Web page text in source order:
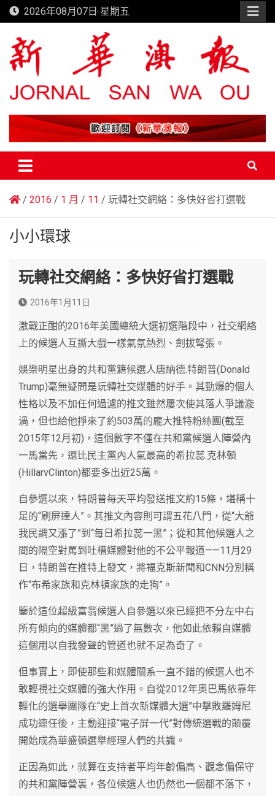
Skip
to
content
2026年08月07日 星期五
新華澳報
2016 1 月 11 玩轉社交網絡：多快好省打選戰
小小環球
玩轉社交網絡：多快好省打選戰
2016年1月11日
激戰正酣的2016年美國總統大選初選階段中，社交網絡
上的候選人互撕大戲一樣氣氛熱烈、劍拔弩張。
娛樂明星出身的共和黨籍候選人唐納德.特朗普(Donald
Trump)毫無疑問是玩轉社交媒體的好手。其勁爆的個人
性格以及不加任何過濾的推文雖然屢次使其落人爭議漩
渦，但也給他掙來了約503萬的龐大推特粉絲團(截至
2015年12月初)，這個數字不僅在共和黨候選人陣營內
一馬當先，還比民主黨內人氣最高的希拉蕊.克林頓
(HillarvClinton)都要多出近25萬。
自參選以來，特朗普每天平均發送推文約15條，堪稱十
足的“刷屏達人”。其推文內容則可謂五花八門，從“大爺
我民調又漲了”到“每日希拉蕊一黑”；從和其他候選人之
間的隔空對罵到吐槽媒體對他的不公平報道——11月29
日，特朗普在推特上發文，將福克斯新聞和CNN分別稱
作“布希家族和克林頓家族的走狗”。
鑒於這位超級富翁候選人自參選以來已經把不分左中右
所有傾向的媒體都“黑”過了無數次，他如此依賴自媒體
這個用以自我發聲的管道也就不足為奇了。
但事實上，即使那些和媒體關系一直不錯的候選人也不
敢輕視社交媒體的強大作用。自從2012年奧巴馬依靠年
輕化的選舉團隊在“史上首次新媒體大選”中擊敗羅姆尼
成功連任後，主動迎接“電子屏一代”對傳統選戰的顛覆
開始成為華盛頓選舉經理人們的共識。
正因為如此，就算在支持者平均年齡偏高、觀念偏保守
的共和黨陣營裏，各位候選人也仍然也一個都不落下，